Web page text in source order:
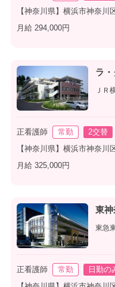
【神奈川県】横浜市神奈川
月給 294,000円
ラ
ＪＲ
正看護師 常勤 2交替
【神奈川県】横浜市神奈川
月給 325,000円
東神
東急
正看護師 常勤 日勤の